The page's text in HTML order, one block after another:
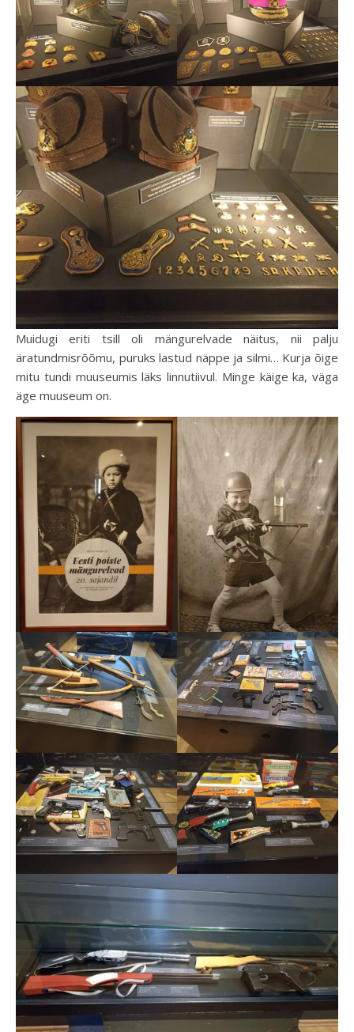
Muidugi eriti tsill oli mängurelvade näitus, nii palju
äratundmisrõõmu, puruks lastud näppe ja silmi… Kurja õige
mitu tundi muuseumis läks linnutiivul. Minge käige ka, väga
äge muuseum on.